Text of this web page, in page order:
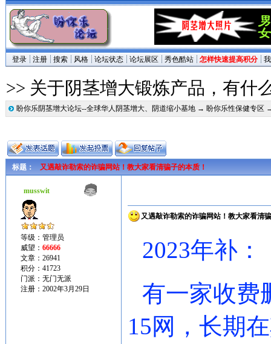
登录 注册 搜索 风格 论坛状态 论坛展区 秀色酷站 怎样快速提高积分
>> 关于阴茎增大锻炼产品，有什
盼你乐阴茎增大论坛--全球华人阴茎增大、阴道缩小基地→ 盼你乐性保健专区
标题： 又遇敲诈勒索的诈骗网站！教大家看清骗子的本质！
musswit
等级：管理员
威望： 66666
文章：26941
积分：41723
门派：无门无派
注册：2002年3月29日
又遇敲诈勒索的诈骗网站！教大家看清
2023年补：
有一家收费
15网，长期